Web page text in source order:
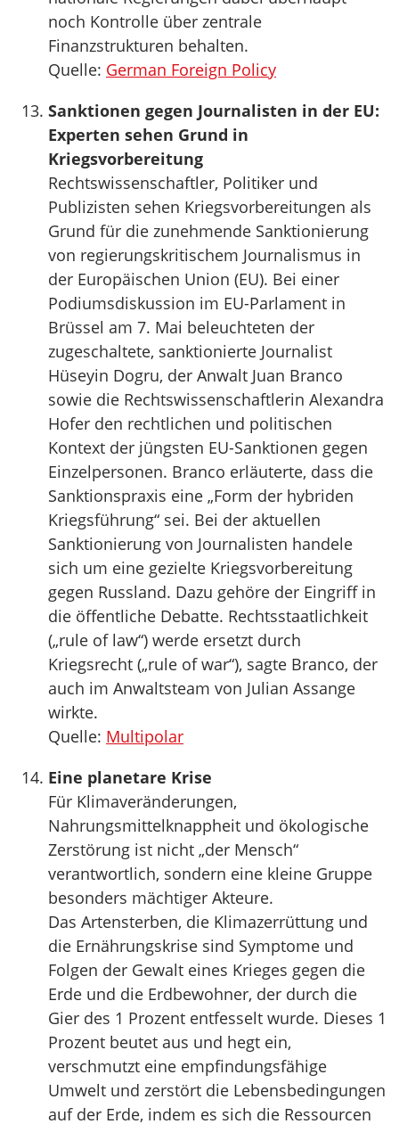
noch Kontrolle über zentrale
Finanzstrukturen behalten.
Quelle: German Foreign Policy
Sanktionen gegen Journalisten in der EU:
Experten sehen Grund in
Kriegsvorbereitung
Rechtswissenschaftler, Politiker und
Publizisten sehen Kriegsvorbereitungen als
Grund für die zunehmende Sanktionierung
von regierungskritischem Journalismus in
der Europäischen Union (EU). Bei einer
Podiumsdiskussion im EU-Parlament in
Brüssel am 7. Mai beleuchteten der
zugeschaltete, sanktionierte Journalist
Hüseyin Dogru, der Anwalt Juan Branco
sowie die Rechtswissenschaftlerin Alexandra
Hofer den rechtlichen und politischen
Kontext der jüngsten EU-Sanktionen gegen
Einzelpersonen. Branco erläuterte, dass die
Sanktionspraxis eine „Form der hybriden
Kriegsführung“ sei. Bei der aktuellen
Sanktionierung von Journalisten handele
sich um eine gezielte Kriegsvorbereitung
gegen Russland. Dazu gehöre der Eingriff in
die öffentliche Debatte. Rechtsstaatlichkeit
(„rule of law“) werde ersetzt durch
Kriegsrecht („rule of war“), sagte Branco, der
auch im Anwaltsteam von Julian Assange
wirkte.
Quelle: Multipolar
Eine planetare Krise
Für Klimaveränderungen,
Nahrungsmittelknappheit und ökologische
Zerstörung ist nicht „der Mensch“
verantwortlich, sondern eine kleine Gruppe
besonders mächtiger Akteure.
Das Artensterben, die Klimazerrüttung und
die Ernährungskrise sind Symptome und
Folgen der Gewalt eines Krieges gegen die
Erde und die Erdbewohner, der durch die
Gier des 1 Prozent entfesselt wurde. Dieses 1
Prozent beutet aus und hegt ein,
verschmutzt eine empfindungsfähige
Umwelt und zerstört die Lebensbedingungen
auf der Erde, indem es sich die Ressourcen